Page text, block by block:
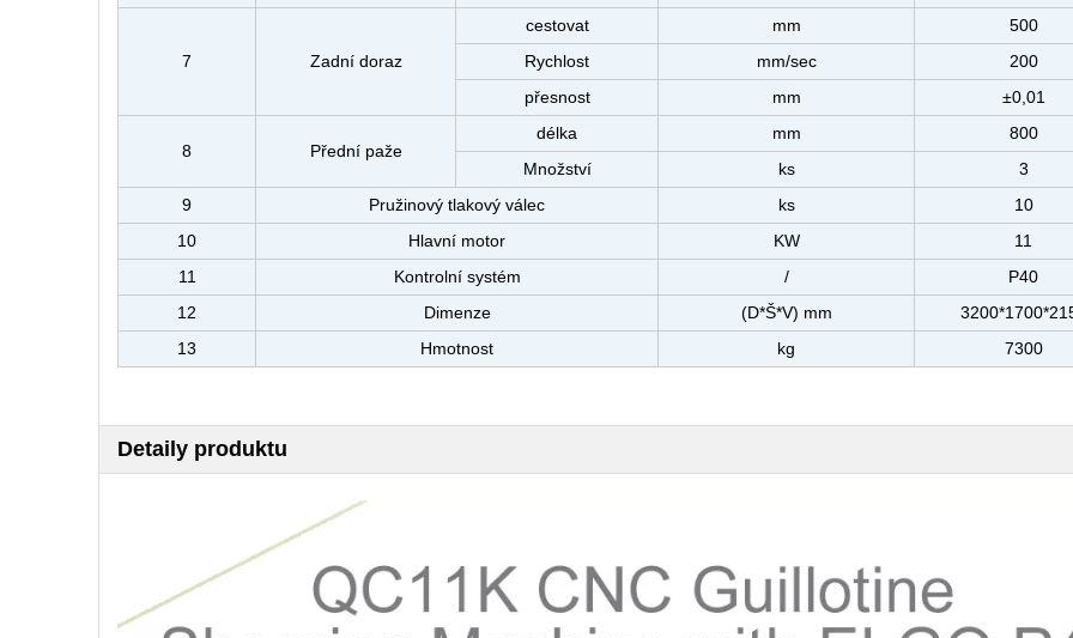
7 Zadní doraz
cestovat mm
500
Rychlost
mm/sec
200
přesnost
mm ±0,01
8 Přední paže
délka mm
800
Množství
ks
3
9
Pružinový tlakový válec ks
10
10
Hlavní motor KW
11
11
Kontrolní systém /
P40
12
Dimenze (D*Š*V) mm
13
Hmotnost kg 7300
Detaily produktu